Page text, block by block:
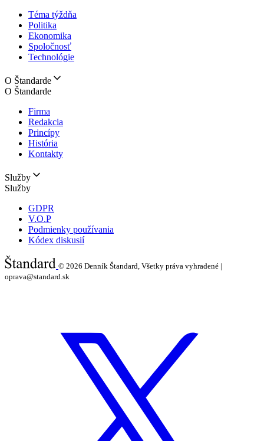
Téma týždňa
Politika
Ekonomika
Spoločnosť
Technológie
O Štandarde
O Štandarde
Firma
Redakcia
Princípy
História
Kontakty
Služby
Služby
GDPR
V.O.P
Podmienky používania
Kódex diskusií
© 2026 Denník Štandard, Všetky práva vyhradené |
oprava@standard.sk